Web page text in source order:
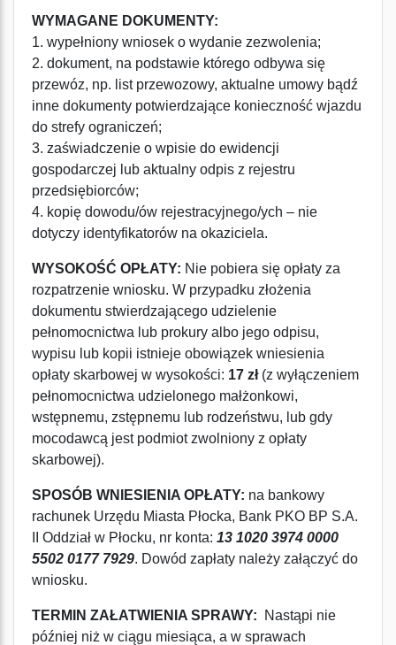
WYMAGANE DOKUMENTY:
1. wypełniony wniosek o wydanie zezwolenia;
2. dokument, na podstawie którego odbywa się
przewóz, np. list przewozowy, aktualne umowy bądź
inne dokumenty potwierdzające konieczność wjazdu
do strefy ograniczeń;
3. zaświadczenie o wpisie do ewidencji
gospodarczej lub aktualny odpis z rejestru
przedsiębiorców;
4. kopię dowodu/ów rejestracyjnego/ych – nie
dotyczy identyfikatorów na okaziciela.
WYSOKOŚĆ OPŁATY: Nie pobiera się opłaty za
rozpatrzenie wniosku. W przypadku złożenia
dokumentu stwierdzającego udzielenie
pełnomocnictwa lub prokury albo jego odpisu,
wypisu lub kopii istnieje obowiązek wniesienia
opłaty skarbowej w wysokości: 17 zł(z wyłączeniem
pełnomocnictwa udzielonego małżonkowi,
wstępnemu, zstępnemu lub rodzeństwu, lub gdy
mocodawcą jest podmiot zwolniony z opłaty
skarbowej).
SPOSÓB WNIESIENIA OPŁATY: na bankowy
rachunek Urzędu Miasta Płocka, Bank PKO BP S.A.
II Oddział w Płocku, nr konta: 13 1020 3974 0000
5502 0177 7929. Dowód zapłaty należy załączyć do
wniosku.
TERMIN ZAŁATWIENIA SPRAWY: Nastąpi nie
później niż w ciągu miesiąca, a w sprawach